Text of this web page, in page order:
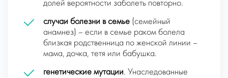
долей вероятности заболеть повторно.
случаи болезни в семье (семейный
анамнез) – если в семье раком болела
близкая родственница по женской линии –
мама, дочка, тетя или бабушка.
генетические мутации. Унаследованные